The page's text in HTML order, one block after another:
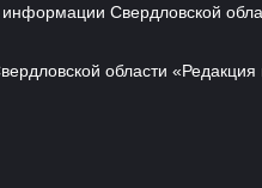
Свердловской
области «Редакция